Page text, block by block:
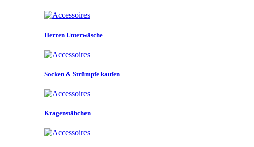
Herren Unterwäsche
Socken & Strümpfe kaufen
Kragenstäbchen